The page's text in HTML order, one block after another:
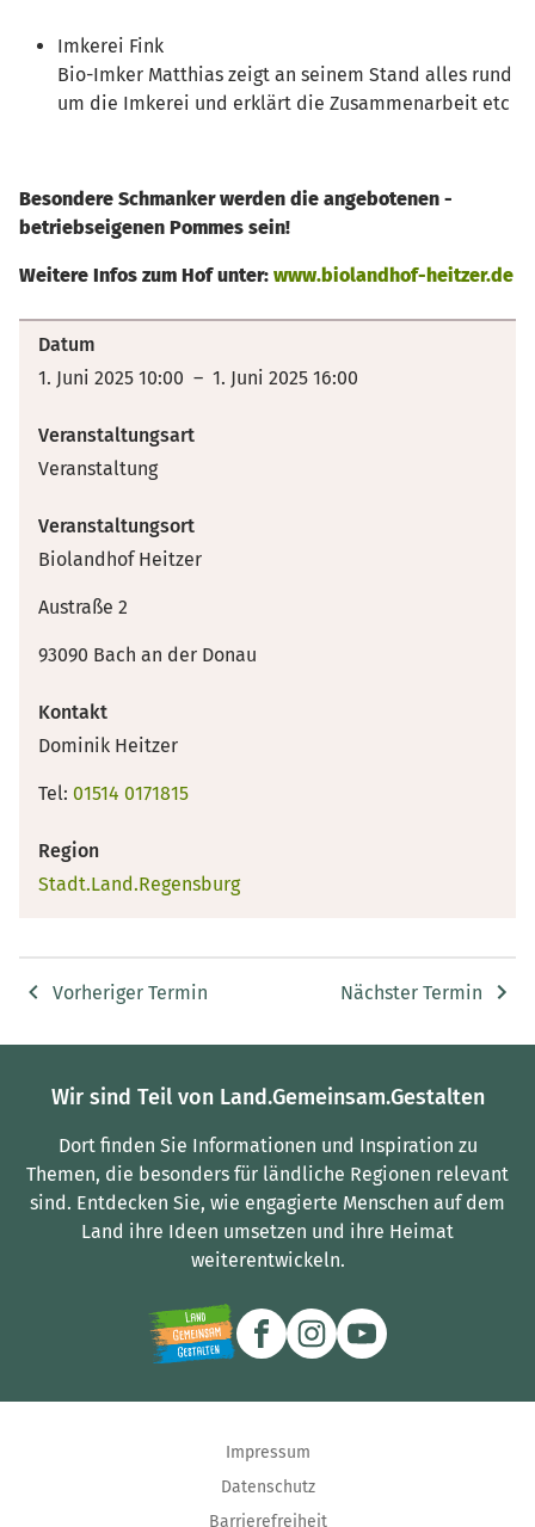
Imkerei Fink
Bio-Imker Matthias zeigt an seinem Stand alles rund
um die Imkerei und erklärt die Zusammenarbeit etc
Besondere Schmanker werden die angebotenen -
betriebseigenen Pommes sein!
Weitere Infos zum Hof unter: www.biolandhof-heitzer.de
Datum
1. Juni 2025 10:00 – 1. Juni 2025 16:00
Veranstaltungsart
Veranstaltung
Veranstaltungsort
Biolandhof Heitzer
Austraße 2
93090 Bach an der Donau
Kontakt
Dominik Heitzer
Tel: 01514 0171815
Region
Stadt.Land.Regensburg
Vorheriger Termin Nächster Termin
Wir sind Teil von Land.Gemeinsam.Gestalten
Dort finden Sie Informationen und Inspiration zu
Themen, die besonders für ländliche Regionen relevant
sind. Entdecken Sie, wie engagierte Menschen auf dem
Land ihre Ideen umsetzen und ihre Heimat
weiterentwickeln.
Impressum
Datenschutz
Barrierefreiheit